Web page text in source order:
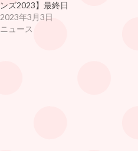
ンズ2023】最終日
2023年3月3日
ニュース